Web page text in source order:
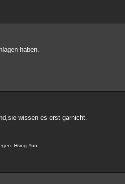
haben.
wissen es erst garnicht.
Hsing Yun